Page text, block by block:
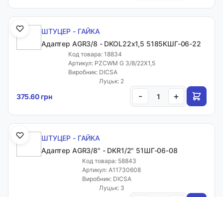
ШТУЦЕР - ГАЙКА
Адаптер AGR3/8 - DKOL22х1,5 5185КШГ-06-22
Код товара: 18834
Артикул: PZCWM G 3/8/22X1,5
Виробник: DICSA
Луцьк: 2
375.60 грн - +
ШТУЦЕР - ГАЙКА
Адаптер AGR3/8" - DKR1/2" 51ШГ-06-08
Код товара: 58843
Артикул: A11730608
Виробник: DICSA
Луцьк: 3